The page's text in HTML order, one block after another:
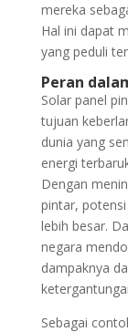
mereka
Hal ini dapat
yang peduli
Peran
Solar panel
tujuan
dunia yang
energi
Dengan
pintar,
lebih besar.
negara
dampaknya
Sebagai